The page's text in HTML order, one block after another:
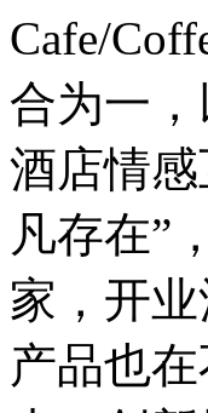
Cafe/
合为一
酒店情
凡存在”
家，开
产品也